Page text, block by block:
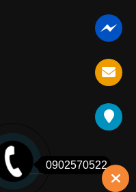
0902570522